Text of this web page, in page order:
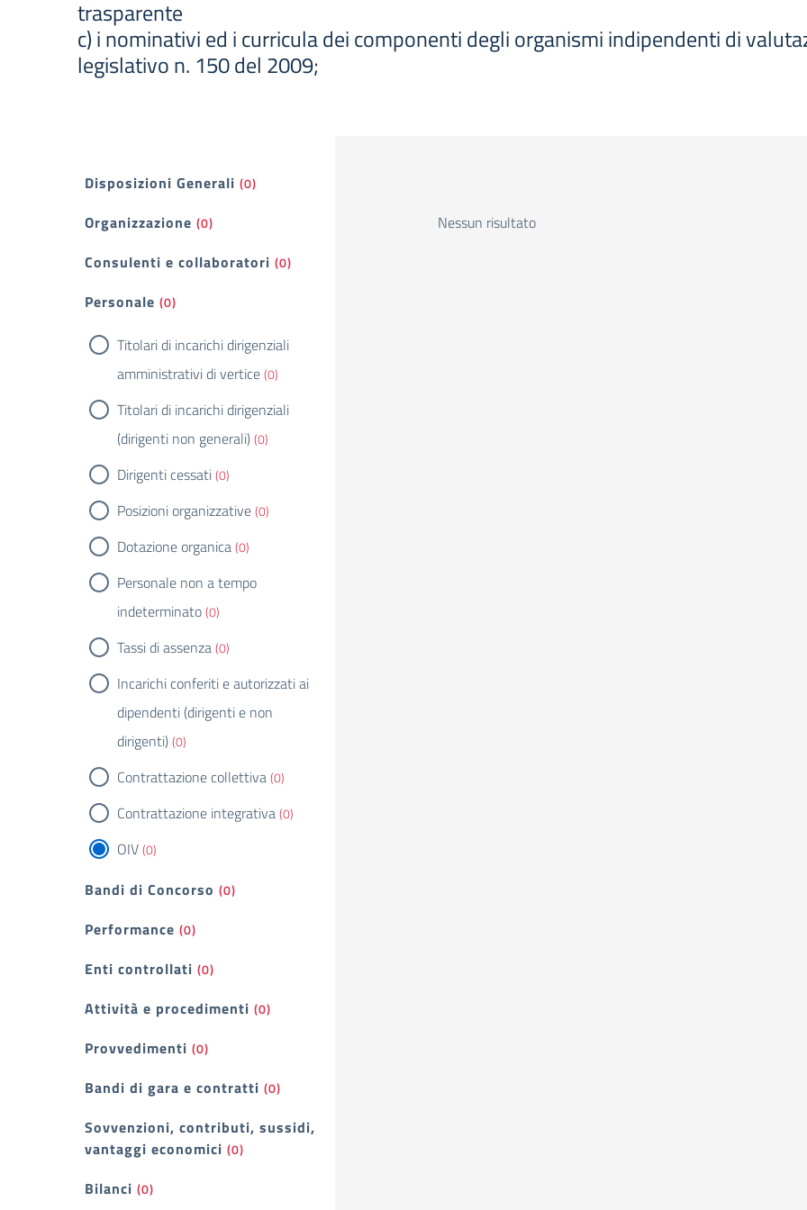
trasparente
c) i nominativi ed i curricula dei componenti degli organismi indipendenti di
legislativo n. 150 del 2009;
Filtri
Disposizioni Generali (0)
Organizzazione (0)
Consulenti e collaboratori (0)
Personale (0)
Titolari di incarichi dirigenziali
amministrativi di vertice(0)
Titolari di incarichi dirigenziali
(dirigenti non generali)(0)
Dirigenti cessati(0)
Posizioni organizzative(0)
Dotazione organica(0)
Personale non a tempo
indeterminato(0)
Tassi di assenza(0)
Incarichi conferiti e autorizzati ai
dipendenti (dirigenti e non
dirigenti)(0)
Contrattazione collettiva(0)
Contrattazione integrativa(0)
OIV(0)
Bandi di Concorso (0)
Performance (0)
Enti controllati (0)
Attività e procedimenti (0)
Provvedimenti (0)
Bandi di gara e contratti (0)
Sovvenzioni, contributi, sussidi,
vantaggi economici (0)
Bilanci (0)
Nessun risultato